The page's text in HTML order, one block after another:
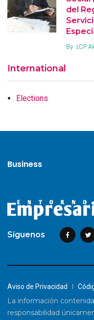
del
By LCP
International
Elections
Business
Síguenos
Aviso de Privacidad
La información
responsabilidad